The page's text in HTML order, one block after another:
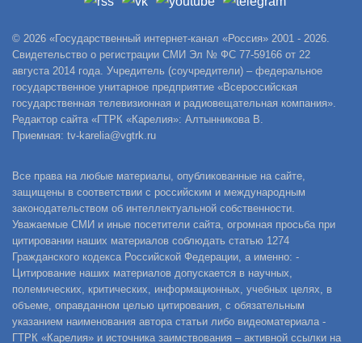
© 2026 «Государственный интернет-канал «Россия» 2001 - 2026.
Свидетельство о регистрации СМИ Эл № ФС 77-59166 от 22
августа 2014 года. Учредитель (соучредители) – федеральное
государственное унитарное предприятие «Всероссийская
государственная телевизионная и радиовещательная компания».
Редактор сайта «ГТРК «Карелия»: Алтынникова В.
Приемная: tv-karelia@vgtrk.ru
Все права на любые материалы, опубликованные на сайте,
защищены в соответствии с российским и международным
законодательством об интеллектуальной собственности.
Уважаемые СМИ и иные посетители сайта, огромная просьба при
цитировании наших материалов соблюдать статью 1274
Гражданского кодекса Российской Федерации, а именно: -
Цитирование наших материалов допускается в научных,
полемических, критических, информационных, учебных целях, в
объеме, оправданном целью цитирования, с обязательным
указанием наименования автора статьи либо видеоматериала -
ГТРК «Карелия» и источника заимствования – активной ссылки на